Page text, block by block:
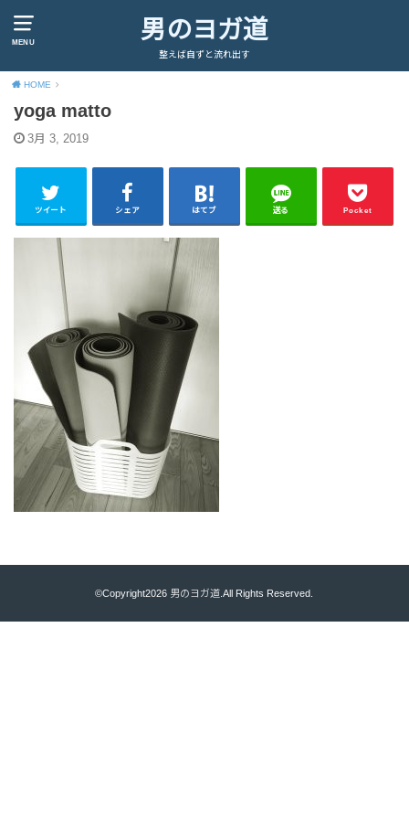
MENU 男のヨガ道
整えば自ずと流れ出す
HOME
yoga matto
3月 3, 2019
ツイート シェア はてブ 送る Pocket
©Copyright2026 男のヨガ道 .All Rights Reserved.